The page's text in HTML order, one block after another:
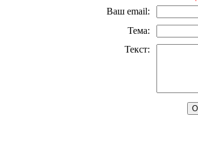
Ваш email:
Тема:
Текст: